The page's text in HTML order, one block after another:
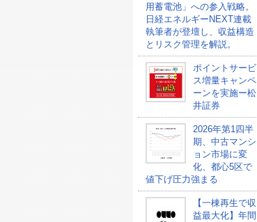
用蓄電池」への参入戦略。
日経エネルギーNEXT連載
執筆者が登壇し、収益構造
とリスク管理を解説。
ポイントサービ
ス増量キャンペ
ーンを実施ー松
井証券
2026年第1四半
期、中古マンシ
ョン市場に変
化、都心5区で
値下げ圧力強まる
【一棟再生で収
益最大化】年間